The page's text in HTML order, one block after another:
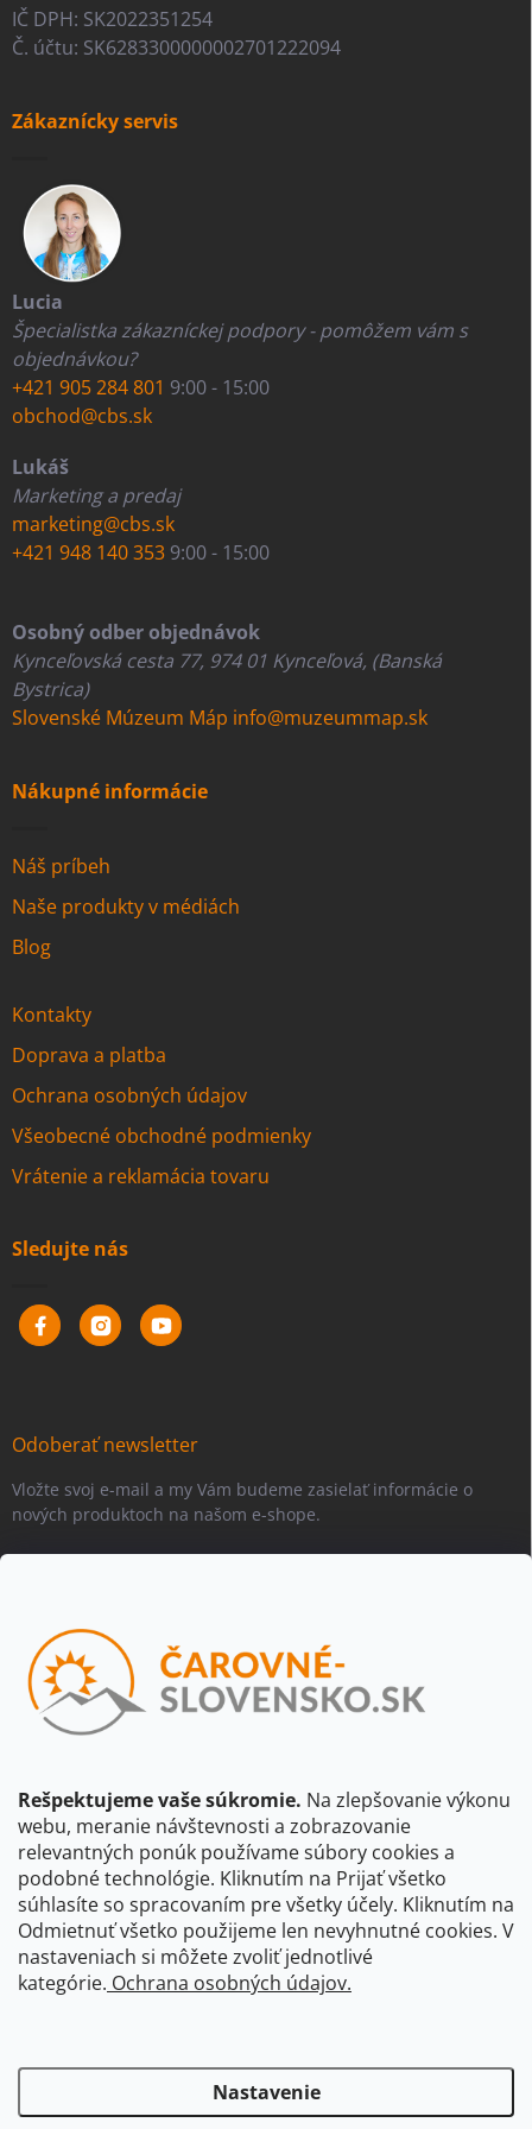
Rešpektujeme vaše súkromie. Na zlepšovanie výkonu
webu, meranie návštevnosti a zobrazovanie
relevantných ponúk používame súbory cookies a
podobné technológie. Kliknutím na Prijať všetko
súhlasíte so spracovaním pre všetky účely. Kliknutím na
Odmietnuť všetko použijeme len nevyhnutné cookies. V
nastaveniach si môžete zvoliť jednotlivé
kategórie. Ochrana osobných údajov.
Nastavenie
IČ DPH: SK2022351254
Č. účtu: SK6283300000002701222094
Zákaznícky servis
Lucia
Špecialistka zákazníckej podpory - pomôžem vám s
objednávkou?
+421 905 284 801 9:00 - 15:00
obchod@cbs.sk
Lukáš
Marketing a predaj
marketing@cbs.sk
+421 948 140 353 9:00 - 15:00
Osobný odber objednávok
Kynceľovská cesta 77, 974 01 Kynceľová, (Banská
Bystrica)
Slovenské Múzeum Máp info@muzeummap.sk
Nákupné informácie
Náš príbeh
Naše produkty v médiách
Blog
Kontakty
Doprava a platba
Ochrana osobných údajov
Všeobecné obchodné podmienky
Vrátenie a reklamácia tovaru
Sledujte nás
Odoberať newsletter
Vložte svoj e-mail a my Vám budeme zasielať informácie o
nových produktoch na našom e-shope.
Vložením e-mailu súhlasíte spodmienkami ochrany osobných
údajov
Beriem na vedomie, že adresa bude spracovaná za účelom
údajov dostupnými na tejto stránke.
Prihlásiť sa
CBS Slovensko CBS Česko Shocart
VKÚ Mapy Harmanec
Čarovné Česko